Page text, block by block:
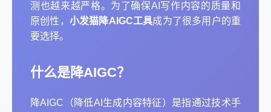
测也越来越严格。为了确保AI写作内容的质量和
原创性， 小发猫降AIGC工具成为了很多用户的重
要选择。
什么是降AIGC？
降AIGC（降低AI生成内容特征）是指通过技术手